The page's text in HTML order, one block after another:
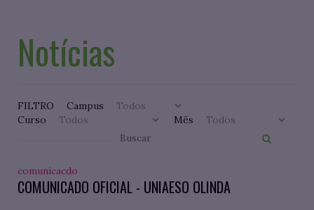
Notícias
FILTRO
Campus
Curso
Mês
comunicacdo
COMUNICADO OFICIAL - UNIAESO OLINDA